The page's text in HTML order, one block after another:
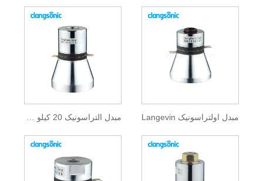
مبدل اولتراسونیک Langevin